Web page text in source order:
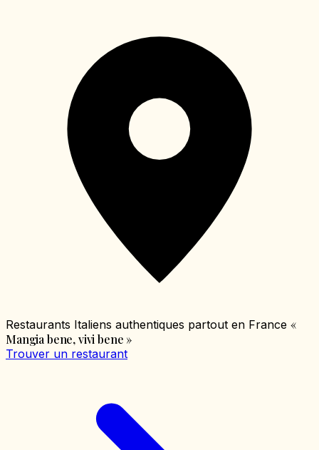
Restaurants Italiens authentiques partout en France «
Mangia bene, vivi bene »
Trouver un restaurant